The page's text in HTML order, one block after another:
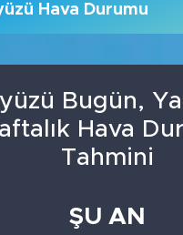
Hava Durumu
Bugün,
Hava
Tahmini
ŞU AN
& Çevre
Namaz Vakitleri
Trafik Yoğunluk
Lig Puan Durumu ve